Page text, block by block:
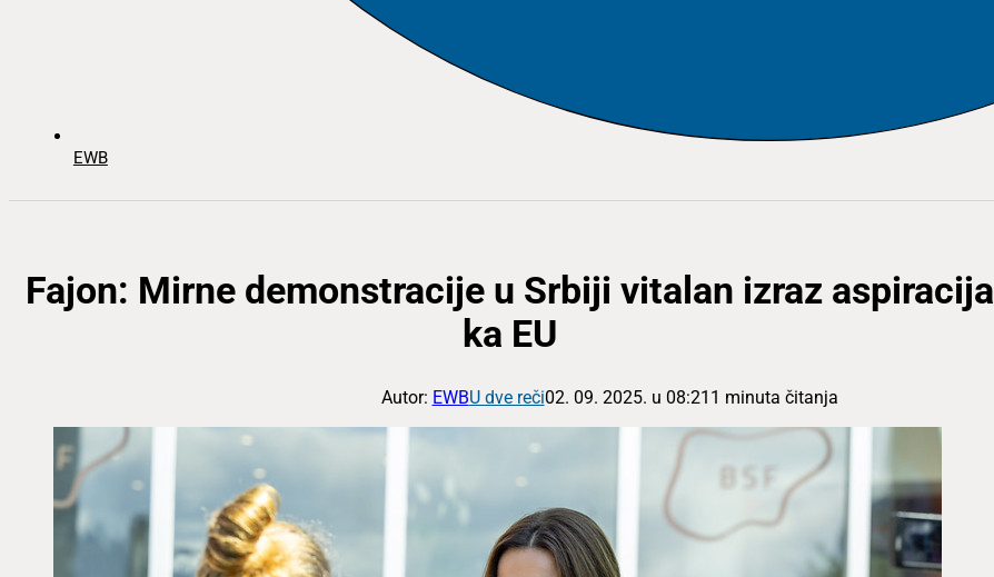
EWB
Fajon: Mirne demonstracije u Srbiji vitalan izraz aspiracija
ka EU
Autor: EWBU dve reči02. 09. 2025. u 08:21 1 minuta čitanja